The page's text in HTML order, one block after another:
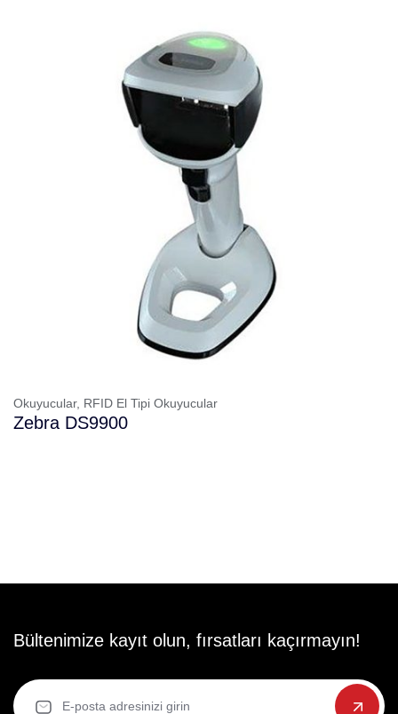
Okuyucular, RFID El Tipi Okuyucular
Zebra DS9900
Bültenimize kayıt olun, fırsatları kaçırmayın!